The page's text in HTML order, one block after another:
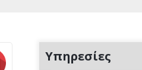
Υπηρεσίες